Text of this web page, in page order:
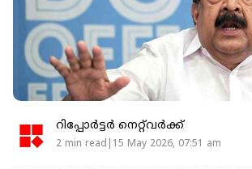
റിപ്പോർട്ടർ നെറ്റ്‌വര്‍ക്ക്‌
2 min read|15 May 2026, 07:51 am